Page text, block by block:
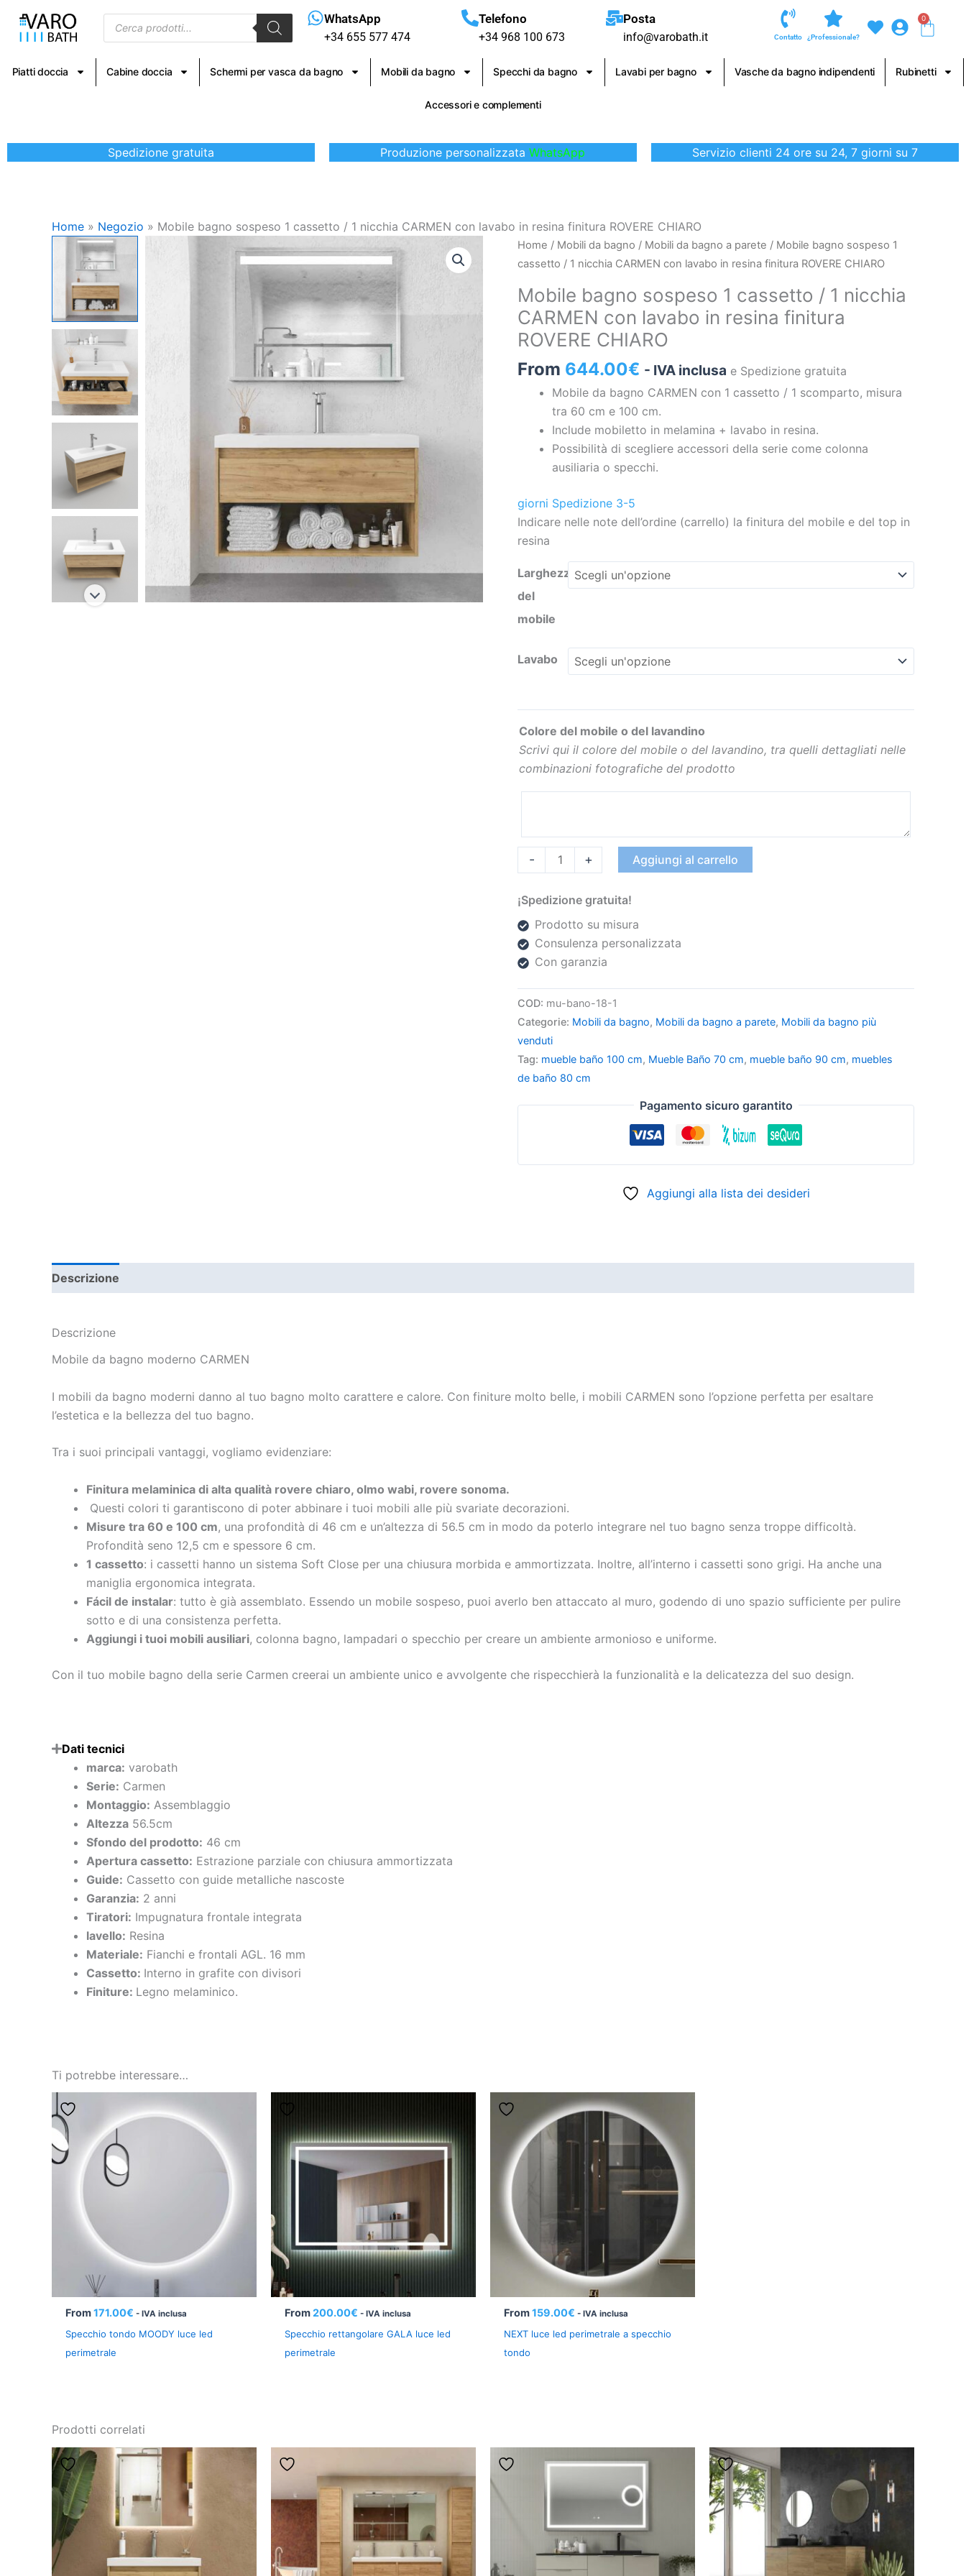
contenuto
Products
search
WhatsApp
+34 655 577 474
Telefono
+34 968 100 673
Posta
info@varobath.it Contatto ¿Professionale?
0
Piatti doccia Cabine doccia Schermi per vasca da bagno Mobili da bagno Specchi da bagno Lavabi per bagno Vasche da bagno indipendenti Rubinetti
Accessori e complementi
Spedizione gratuita Produzione personalizzataWhatsApp Servizio clienti 24 ore su 24, 7 giorni su 7
Home » Negozio » Mobile bagno sospeso 1 cassetto / 1 nicchia CARMEN con lavabo in resina finitura ROVERE CHIARO
Home / Mobili da bagno / Mobili da bagno a parete / Mobile bagno sospeso 1
cassetto / 1 nicchia CARMEN con lavabo in resina finitura ROVERE CHIARO
Mobile bagno sospeso 1 cassetto / 1 nicchia
CARMEN con lavabo in resina finitura
ROVERE CHIARO
From 644.00€ - IVA inclusa e Spedizione gratuita
Mobile da bagno CARMEN con 1 cassetto / 1 scomparto, misura
tra 60 cm e 100 cm.
Include mobiletto in melamina + lavabo in resina.
Possibilità di scegliere accessori della serie come colonna
ausiliaria o specchi.
giorni Spedizione 3-5
Indicare nelle note dell’ordine (carrello) la finitura del mobile e del top in
resina
Larghezza
del
mobile
Lavabo
Colore del mobile o del lavandino
Scrivi qui il colore del mobile o del lavandino, tra quelli dettagliati nelle
combinazioni fotografiche del prodotto
-
Mobile
bagno
1
cassetto
/
nicchia
CARMEN
lavabo
ROVERE
CHIARO
quantità
+ Aggiungi al carrello
¡Spedizione gratuita!
Prodotto su misura
Consulenza personalizzata
Con garanzia
COD: mu-bano-18-1
Categorie: Mobili da bagno, Mobili da bagno a parete, Mobili da bagno più
venduti
Tag: mueble baño 100 cm, Mueble Baño 70 cm, mueble baño 90 cm, muebles
de baño 80 cm
Pagamento sicuro garantito
Aggiungi alla lista dei desideri
Descrizione
Descrizione
Mobile da bagno moderno CARMEN
I mobili da bagno moderni danno al tuo bagno molto carattere e calore. Con finiture molto belle, i mobili CARMEN sono l’opzione perfetta per esaltare
l’estetica e la bellezza del tuo bagno.
Tra i suoi principali vantaggi, vogliamo evidenziare:
Finitura melaminica di alta qualità rovere chiaro, olmo wabi, rovere sonoma.
Questi colori ti garantiscono di poter abbinare i tuoi mobili alle più svariate decorazioni.
Misure tra 60 e 100 cm, una profondità di 46 cm e un’altezza di 56.5 cm in modo da poterlo integrare nel tuo bagno senza troppe difficoltà.
Profondità seno 12,5 cm e spessore 6 cm.
1 cassetto: i cassetti hanno un sistema Soft Close per una chiusura morbida e ammortizzata. Inoltre, all’interno i cassetti sono grigi. Ha anche una
maniglia ergonomica integrata.
Fácil de instalar: tutto è già assemblato. Essendo un mobile sospeso, puoi averlo ben attaccato al muro, godendo di uno spazio sufficiente per pulire
sotto e di una consistenza perfetta.
Aggiungi i tuoi mobili ausiliari, colonna bagno, lampadari o specchio per creare un ambiente armonioso e uniforme.
Con il tuo mobile bagno della serie Carmen creerai un ambiente unico e avvolgente che rispecchierà la funzionalità e la delicatezza del suo design.
Dati tecnici
marca: varobath
Serie: Carmen
Montaggio: Assemblaggio
Altezza 56.5cm
Sfondo del prodotto: 46 cm
Apertura cassetto: Estrazione parziale con chiusura ammortizzata
Guide: Cassetto con guide metalliche nascoste
Garanzia: 2 anni
Tiratori: Impugnatura frontale integrata
lavello: Resina
Materiale: Fianchi e frontali AGL. 16 mm
Cassetto: Interno in grafite con divisori
Finiture: Legno melaminico.
Ti potrebbe interessare…
From171.00€ - IVA inclusa
Specchio tondo MOODY luce led
perimetrale
From200.00€ - IVA inclusa
Specchio rettangolare GALA luce led
perimetrale
From159.00€ - IVA inclusa
NEXT luce led perimetrale a specchio
tondo
Prodotti correlati